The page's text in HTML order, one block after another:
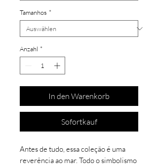
Tamanhos *
Anzahl *
In den Warenkorb
Sofortkauf
Antes de tudo, essa coleção é uma
reverência ao mar. Todo o simbolismo